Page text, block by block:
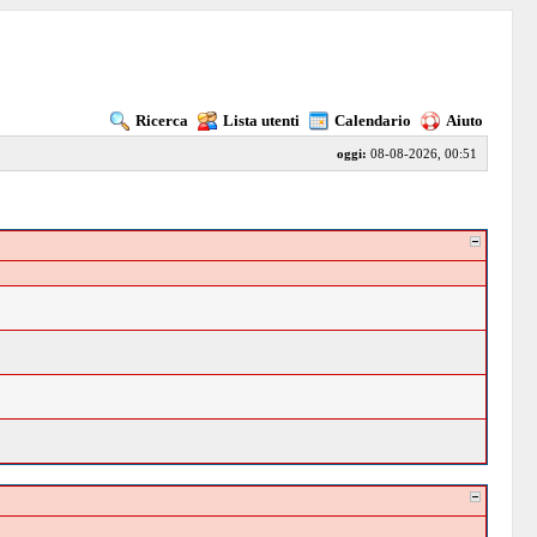
Ricerca Lista utenti Calendario Aiuto
oggi: 08-08-2026, 00:51